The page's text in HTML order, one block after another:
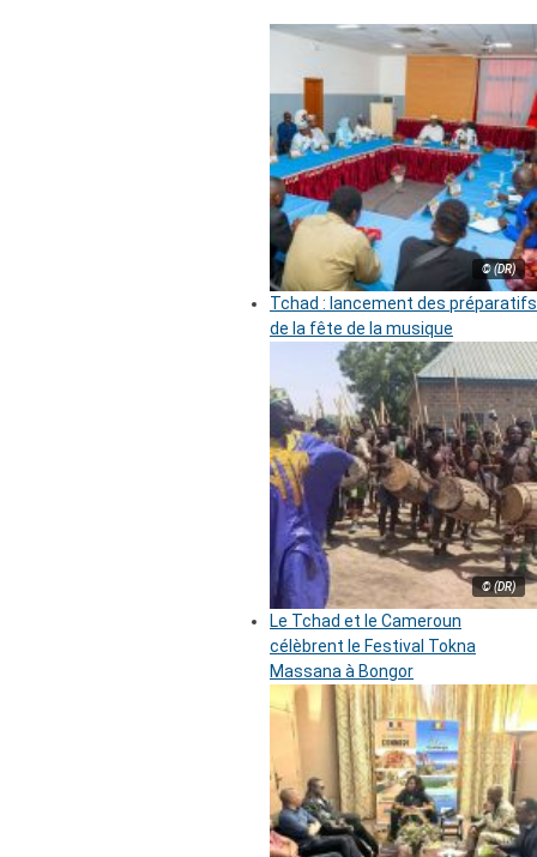
© (DR)
Tchad : lancement des préparatifs
de la fête de la musique
© (DR)
Le Tchad et le Cameroun
célèbrent le Festival Tokna
Massana à Bongor